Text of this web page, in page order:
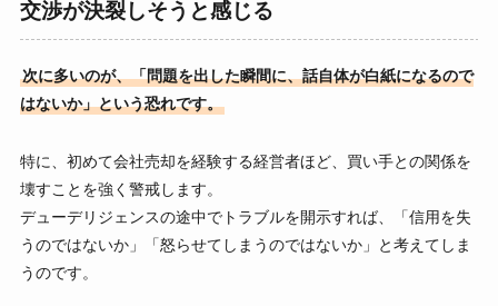
交渉が決裂しそうと感じる
次に多いのが、「問題を出した瞬間に、話自体が白紙になるので
はないか」という恐れです。
特に、初めて会社売却を経験する経営者ほど、買い手との関係を
壊すことを強く警戒します。
デューデリジェンスの途中でトラブルを開示すれば、「信用を失
うのではないか」「怒らせてしまうのではないか」と考えてしま
うのです。